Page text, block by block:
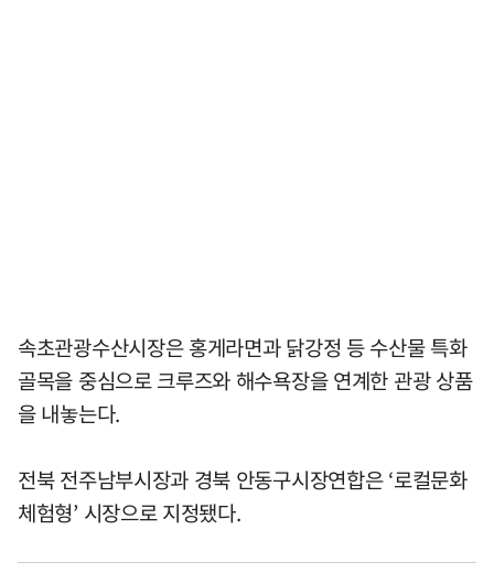
속초관광수산시장은 홍게라면과 닭강정 등 수산물 특화
골목을 중심으로 크루즈와 해수욕장을 연계한 관광 상품
을 내놓는다.
전북 전주남부시장과 경북 안동구시장연합은 ‘로컬문화
체험형’ 시장으로 지정됐다.